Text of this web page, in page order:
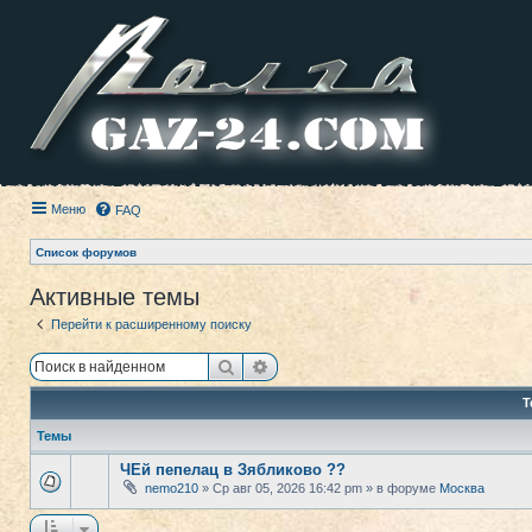
Меню FAQ
Список форумов
Активные темы
Перейти к расширенному поиску
ПоискРасширенный поиск
Темы
ЧЕй пепелац в Зябликово ??
nemo210 » Ср авг 05, 2026 16:42 pm » в форуме Москва